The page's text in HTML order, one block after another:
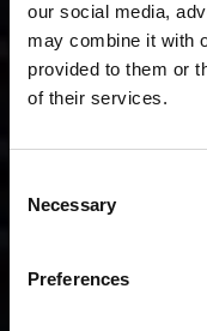
our social media,
may combine it with
provided to them or
of their services.
Selection
Necessary
Preferences